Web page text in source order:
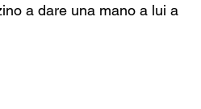
a dare una mano a lui a